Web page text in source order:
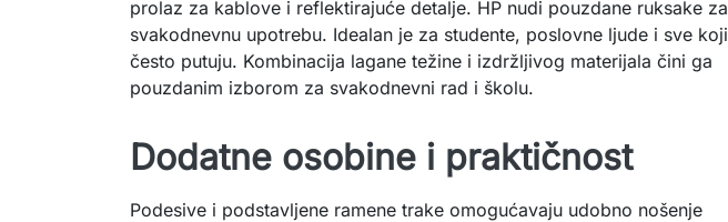
prolaz za kablove i reflektirajuće detalje. HP nudi pouzdane ruksake za
svakodnevnu upotrebu. Idealan je za studente, poslovne ljude i sve koji
često putuju. Kombinacija lagane težine i izdržljivog materijala čini ga
pouzdanim izborom za svakodnevni rad i školu.
Dodatne osobine i praktičnost
Podesive i podstavljene ramene trake omogućavaju udobno nošenje